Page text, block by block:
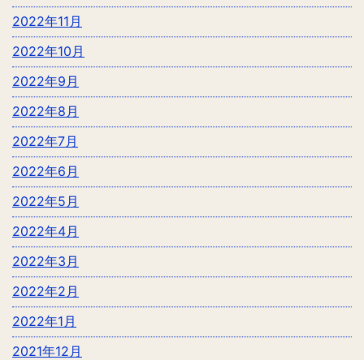
2022年11月
2022年10月
2022年9月
2022年8月
2022年7月
2022年6月
2022年5月
2022年4月
2022年3月
2022年2月
2022年1月
2021年12月